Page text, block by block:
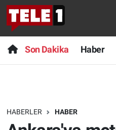
Son Dakika Haber
HABERLER HABER
Anında Manşet
Başka Sohbetler
Bilim turu
Son Dakika
Haber
Dünya
Nöbetçi Eczaneler
Hava Durumu
Trafik Durumu